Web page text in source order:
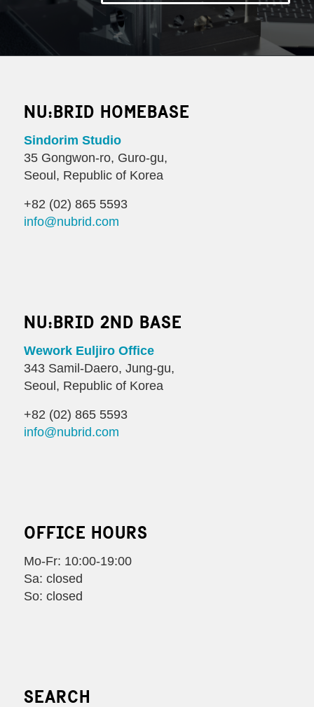
NU:BRID HOMEBASE
Sindorim Studio
35 Gongwon-ro, Guro-gu,
Seoul, Republic of Korea
+82 (02) 865 5593
info@nubrid.com
NU:BRID 2ND BASE
Wework Euljiro Office
343 Samil-Daero, Jung-gu,
Seoul, Republic of Korea
+82 (02) 865 5593
info@nubrid.com
OFFICE HOURS
Mo-Fr: 10:00-19:00
Sa: closed
So: closed
SEARCH